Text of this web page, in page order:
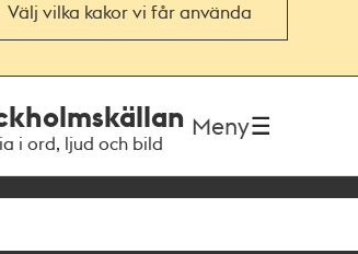
Välj vilka kakor vi får använda
i ord, ljud och bild
Meny